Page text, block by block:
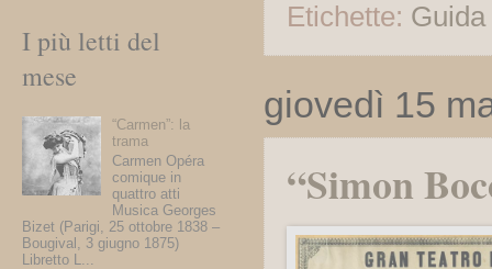
Etichette:
giovedì 15
“Simon
I più letti del
mese
“Carmen”: la
trama
Carmen Opéra
comique in
quattro atti
Musica Georges
Bizet (Parigi, 25 ottobre 1838 –
Bougival, 3 giugno 1875)
Libretto L...